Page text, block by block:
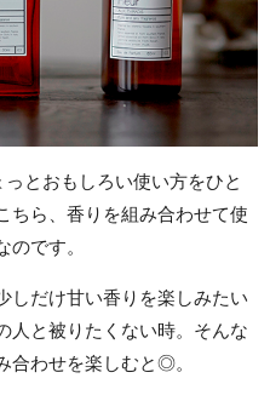
っとおもしろい使い方をひと
ちら、香りを組み合わせて使
です。
しだけ甘い香りを楽しみたい
人と被りたくない時。そんな
合わせを楽しむと◎。